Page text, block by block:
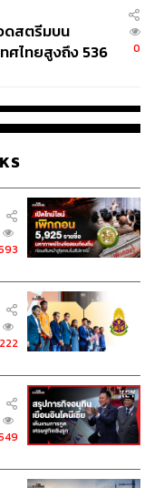
ดสตรีมบน
ศไทยสูงถึง 536
0
222